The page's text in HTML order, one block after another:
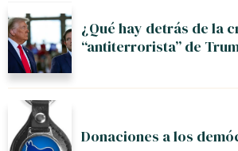
¿Qué hay detrás de la
“antiterrorista” de
Donaciones a los